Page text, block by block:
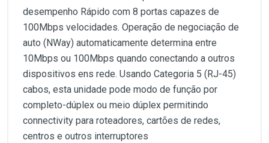
desempenho Rápido com 8 portas capazes de
100Mbps velocidades. Operação de negociação de
auto (NWay) automaticamente determina entre
10Mbps ou 100Mbps quando conectando a outros
dispositivos ens rede. Usando Categoria 5 (RJ-45)
cabos, esta unidade pode modo de função por
completo-dúplex ou meio dúplex permitindo
connectivity para roteadores, cartões de redes,
centros e outros interruptores